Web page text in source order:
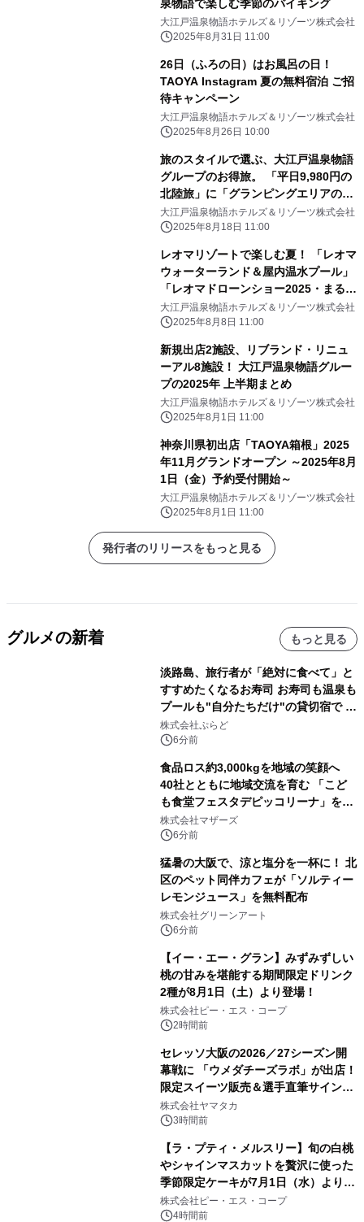
泉物語で楽しむ季節のバイキング
大江戸温泉物語ホテルズ＆リゾーツ株式会社
2025年8月31日 11:00
26日（ふろの日）はお風呂の日！
TAOYA Instagram 夏の無料宿泊 ご招
待キャンペーン
大江戸温泉物語ホテルズ＆リゾーツ株式会社
2025年8月26日 10:00
旅のスタイルで選ぶ、大江戸温泉物語
グループのお得旅。 「平日9,980円の
北陸旅」に「グランピングエリアの料
金改定」で、 旅をより気軽に、何度で
も
大江戸温泉物語ホテルズ＆リゾーツ株式会社
2025年8月18日 11:00
レオマリゾートで楽しむ夏！ 「レオマ
ウォーターランド＆屋内温水プール」
「レオマドローンショー2025・まるが
め婆娑羅花火ファンタジアinレオマ」
大江戸温泉物語ホテルズ＆リゾーツ株式会社
2025年8月8日 11:00
新規出店2施設、リブランド・リニュ
ーアル8施設！ 大江戸温泉物語グルー
プの2025年 上半期まとめ
大江戸温泉物語ホテルズ＆リゾーツ株式会社
2025年8月1日 11:00
神奈川県初出店「TAOYA箱根」2025
年11月グランドオープン ～2025年8月
1日（金）予約受付開始～
大江戸温泉物語ホテルズ＆リゾーツ株式会社
2025年8月1日 11:00
発行者のリリースをもっと見る
グルメの新着 もっと見る
淡路島、旅行者が「絶対に食べて」と
すすめたくなるお寿司 お寿司も温泉も
プールも"自分たちだけ"の貸切宿で 1
日1組限定「岩屋温泉 絵島別庭 海と
森」の握り寿司プラン
株式会社ぷらど
6分前
食品ロス約3,000kgを地域の笑顔へ
40社とともに地域交流を育む 「こど
も食堂フェスタデピッコリーナ」を9
月5日(土)開催
株式会社マザーズ
6分前
猛暑の大阪で、涼と塩分を一杯に！ 北
区のペット同伴カフェが「ソルティー
レモンジュース」を無料配布
株式会社グリーンアート
6分前
【イー・エー・グラン】みずみずしい
桃の甘みを堪能する期間限定ドリンク
2種が8月1日（土）より登場！
株式会社ピー・エス・コープ
2時間前
セレッソ大阪の2026／27シーズン開
幕戦に 「ウメダチーズラボ」が出店！
限定スイーツ販売＆選手直筆サイング
ッズが当たる抽選会を 8月8日に開催
株式会社ヤマタカ
3時間前
【ラ・プティ・メルスリー】旬の白桃
やシャインマスカットを贅沢に使った
季節限定ケーキが7月1日（水）より順
次登場！
株式会社ピー・エス・コープ
4時間前